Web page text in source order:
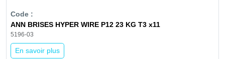
ANN BRISES HYPER WIRE P12 23 KG T3 x11
5196-03
En savoir plus